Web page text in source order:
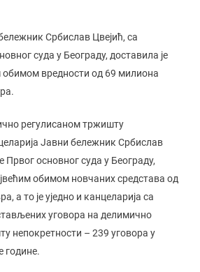
Србислав Цвејић, са
суда у Београду, доставила је
обимом вредности од 69 милиона
регулисаном тржишту
Јавни бележник Србислав
Првог основног суда у Београду,
обимом новчаних средстава од
а то је уједно и канцеларија са
уговора на делимично
непокретности – 239 уговора у
године.